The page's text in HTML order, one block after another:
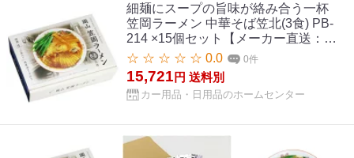
細麺にスープの旨味が絡み合う一杯
笠岡ラーメン 中華そば笠北(3食) PB-
214 ×15個セット【メーカー直送：代
金引換不可：同梱不可】【北海道・沖
縄・離島は配達不可】
☆ ☆ ☆ ☆ ☆ 0.0 0件
15,721 円 送料別
カー用品・日用品のホームセンター